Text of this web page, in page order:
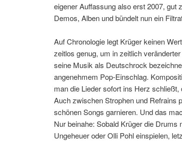
eigener Auffassung also erst 2007, gut
Demos, Alben und bündelt nun ein
Auf Chronologie legt Krüger keinen
zeitlos genug, um in zeitlich
seine Musik als Deutschrock
angenehmem Pop-Einschlag.
man die Lieder sofort ins Herz
Auch zwischen Strophen und Refrains
schönen Songs garnieren. Und das
Nur beinahe: Sobald Krüger die
Ungeheuer oder Olli Pohl einspielen,